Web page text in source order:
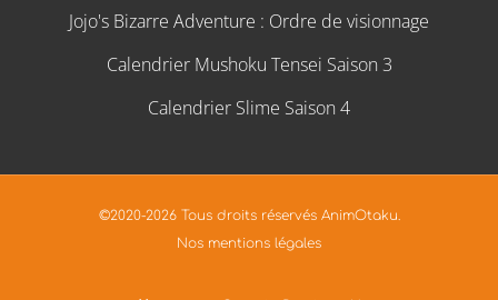
Jojo's Bizarre Adventure : Ordre de visionnage
Calendrier Mushoku Tensei Saison 3
Calendrier Slime Saison 4
©2020-2026 Tous droits réservés AnimOtaku.
Nos mentions légales